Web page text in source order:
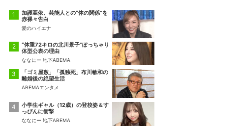
加護亜依、芸能人との“体の関係”を
赤裸々告白
愛のハイエナ
“体重72キロの北川景子”ぽっちゃり
体型公表の理由
ななにー 地下ABEMA
「ゴミ屋敷」「孤独死」布川敏和の
離婚後の絶望生活
ABEMAエンタメ
小学生ギャル（12歳）の登校姿＆す
っぴんに衝撃
ななにー 地下ABEMA